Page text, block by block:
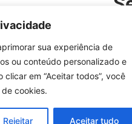
sua experiência de
ou conteúdo personalizado e
clicar em “Aceitar todos”, você
cookies.
Rejeitar Aceitar tudo
é um